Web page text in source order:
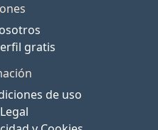
gratis
de uso